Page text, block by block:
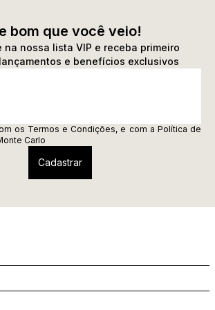
bom que você veio!
na nossa lista VIP e receba primeiro
e benefícios exclusivos
os Termos e Condições, e com a Política de
Carlo